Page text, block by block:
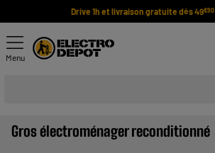
Drive 1h et livraison gratuite dès 49€90
Menu
Gros électroménager reconditionné